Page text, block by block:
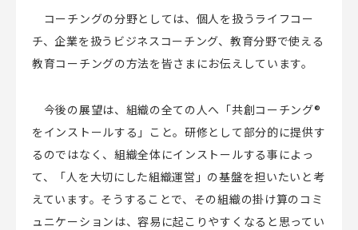
コーチングの分野としては、個人を扱うライフコー
チ、企業を扱うビジネスコーチング、教育分野で使える
教育コーチングの方法を皆さまにお伝えしています。
今後の展望は、組織の全ての人へ「共創コーチング®
をインストールする」こと。研修として部分的に提供す
るのではなく、組織全体にインストールする事によっ
て、「人を大切にした組織運営」の基盤を担いたいと考
えています。そうすることで、その組織の掛け算のコミ
ュニケーションは、容易に起こりやすくなると思ってい